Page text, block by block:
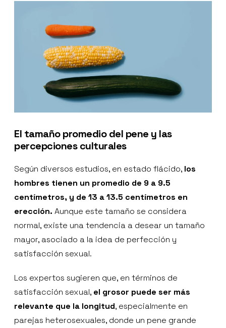
El tamaño promedio del pene y las
percepciones culturales
Según diversos estudios, en estado flácido, los
hombres tienen un promedio de 9 a 9.5
centímetros, y de 13 a 13.5 centímetros en
erección. Aunque este tamaño se considera
normal, existe una tendencia a desear un tamaño
mayor, asociado a la idea de perfección y
satisfacción sexual.
Los expertos sugieren que, en términos de
satisfacción sexual, el grosor puede ser más
relevante que la longitud, especialmente en
parejas heterosexuales, donde un pene grande